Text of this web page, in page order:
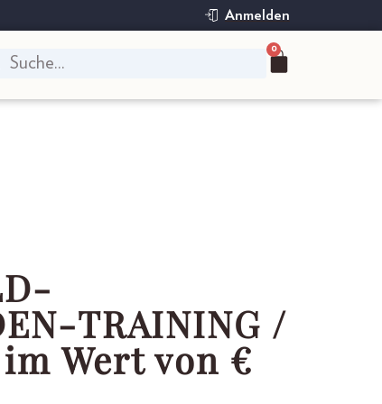
Anmelden
0
TRAINING /
Wert von €